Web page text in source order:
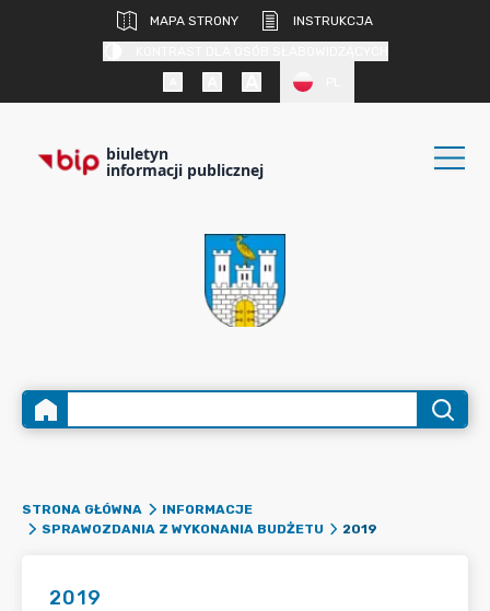
MAPA STRONY
INSTRUKCJA
biuletyn
informacji publicznej
STRONA GŁÓWNA
INFORMACJE
SPRAWOZDANIA Z WYKONANIA BUDŻETU
2019
2019